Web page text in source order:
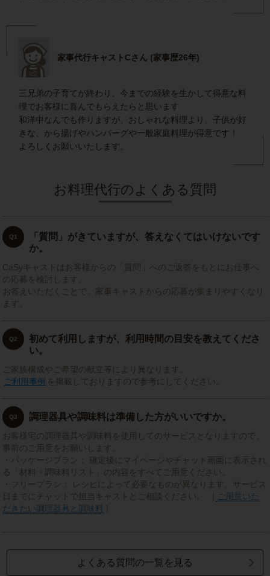
家事代行キャストCさん (家事歴26年)
三兄弟の子育てが終わり、今までの経験を生かして得意な料
理でお客様に喜んでもらえたらと思います
和洋中なんでも作りますが、おしゃれな料理より、子供が好
きな、から揚げやハンバーグや一般家庭料理が得意です！
よろしくお願いいたします。
お料理代行のよくある質問
Q1
「質問」がきていますが、答えなくてはいけないです
か。
CaSyキャストはお客様からの「質問」へのご返答をもとにお仕事へ
の応募を検討します。
お答えいただくことで、家事キャストからの応募が集まりやすくなり
ます。
Q2
初めて利用しますが、利用時間の目安を教えてくださ
い。
ご家族構成やご希望の献立等により異なります。
ご利用事例 を掲載しておりますので参考にしてください。
Q3 調理器具や調味料は準備した方がいいですか。
お客様宅の調理器具や調味料を使用してのサービスとなりますので、
事前のご用意をお願いします。
・パッケージプラン： 確定後にマイページやチャット画面に表示され
る「材料・調味料リスト」の内容をすべてご用意ください。
・フリープラン： レシピによって必要なものが異なります。サービス
日までにチャットで担当キャストとご相談ください。 ［
ご用意いた
だきたい調理器具と調味料
よくある質問の一覧を見る